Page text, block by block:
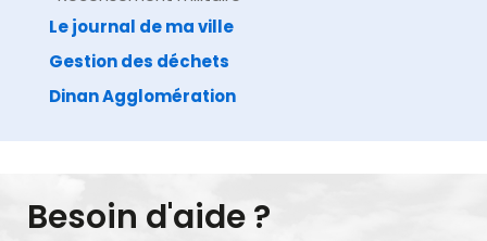
Le journal de ma ville
Gestion des déchets
Dinan Agglomération
Besoin d'aide ?